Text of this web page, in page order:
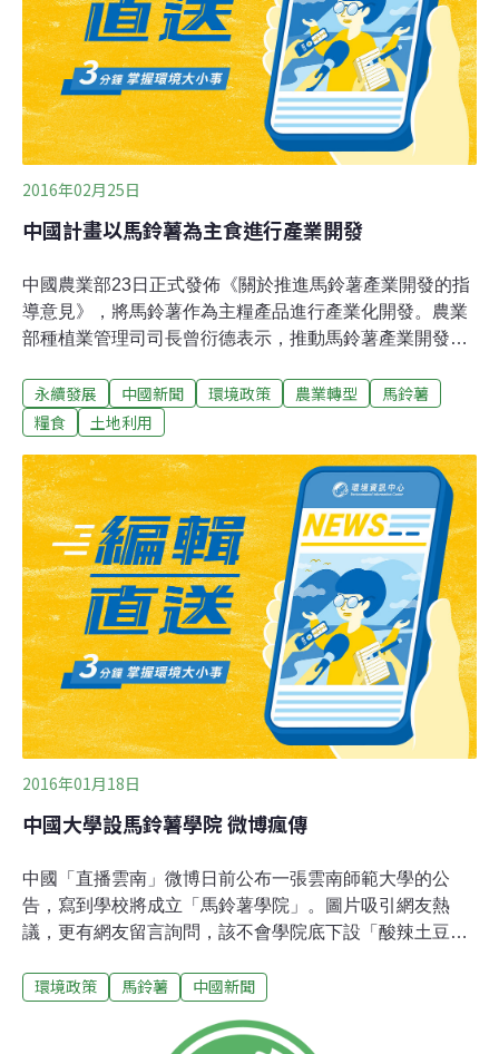
藥署食品組科長周珮如表示，基改馬鈴薯已獲美國、加拿
大、澳洲等地核准，業者提出申請案後，必須經過基因改
造食品審議小組委員書面審查，並開會討論，過去國內審
查基因改造食品原料到實際發布許可證所需時間約一年至
三年不等，因此難推論是否會通過及通過的時間點
2016年02月25日
中國計畫以馬鈴薯為主食進行產業開發
中國農業部23日正式發佈《關於推進馬鈴薯產業開發的指
導意見》，將馬鈴薯作為主糧產品進行產業化開發。農業
部種植業管理司司長曾衍德表示，推動馬鈴薯產業開發可
型升級、引領農業綠色發展、帶動農民脫貧致富。根據意
見，馬鈴薯產業開發的基本原則為：不與三大穀物搶水爭
兼顧、政府引導與市場調節相結合、統籌規劃與分步實施
相協調。該意見規劃到2020年中國馬鈴薯種植面積擴大到
1億畝以上，適宜主食加工的品種種植比例達到30%，主
食消費占馬鈴薯總消費量的30%。
永續發展 中國新聞 環境政策 農業轉型
馬鈴薯
糧食
土地利用
2016年01月18日
中國大學設馬鈴薯學院 微博瘋傳
中國「直播雲南」微博日前公布一張雲南師範大學的公
告，寫到學校將成立「馬鈴薯學院」。圖片吸引網友熱
議，更有網友留言詢問，該不會學院底下設「酸辣土豆
期針對設立學院召開會議，會議強調組建馬鈴薯學院「契
戰略」，「學校應加快推進成立馬鈴薯學院的各項工
環境政策 馬鈴薯 中國新聞